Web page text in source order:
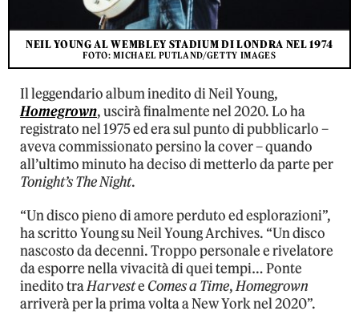
NEIL YOUNG AL WEMBLEY STADIUM DI LONDRA NEL 1974
FOTO: MICHAEL PUTLAND/GETTY IMAGES
Il leggendario album inedito di Neil Young,
Homegrown, uscirà finalmente nel 2020. Lo ha
registrato nel 1975 ed era sul punto di pubblicarlo –
aveva commissionato persino la cover – quando
all’ultimo minuto ha deciso di metterlo da parte per
Tonight’s The Night.
“Un disco pieno di amore perduto ed esplorazioni”,
ha scritto Young su Neil Young Archives. “Un disco
nascosto da decenni. Troppo personale e rivelatore
da esporre nella vivacità di quei tempi… Ponte
inedito traHarveste Comes a Time,Homegrown
arriverà per la prima volta a New York nel 2020”.